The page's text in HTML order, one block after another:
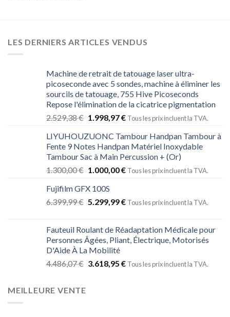
LES DERNIERS ARTICLES VENDUS
Machine de retrait de tatouage laser ultra-
picoseconde avec 5 sondes, machine à éliminer les
sourcils de tatouage, 755 Hive Picoseconds
Repose l'élimination de la cicatrice pigmentation
2.529,38€ 1.998,97€ Tous les prix incluent la TVA.
LIYUHOUZUONC Tambour Handpan Tambour à
Fente 9 Notes Handpan Matériel Inoxydable
Tambour Sac à Main Percussion + (Or)
1.300,00€ 1.000,00€ Tous les prix incluent la TVA.
Fujifilm GFX 100S
6.399,99€ 5.299,99€ Tous les prix incluent la TVA.
Fauteuil Roulant de Réadaptation Médicale pour
Personnes Âgées, Pliant, Électrique, Motorisés
D'Aide À La Mobilité
4.486,07€ 3.618,95 € Tous les prix incluent la TVA.
MEILLEURE VENTE